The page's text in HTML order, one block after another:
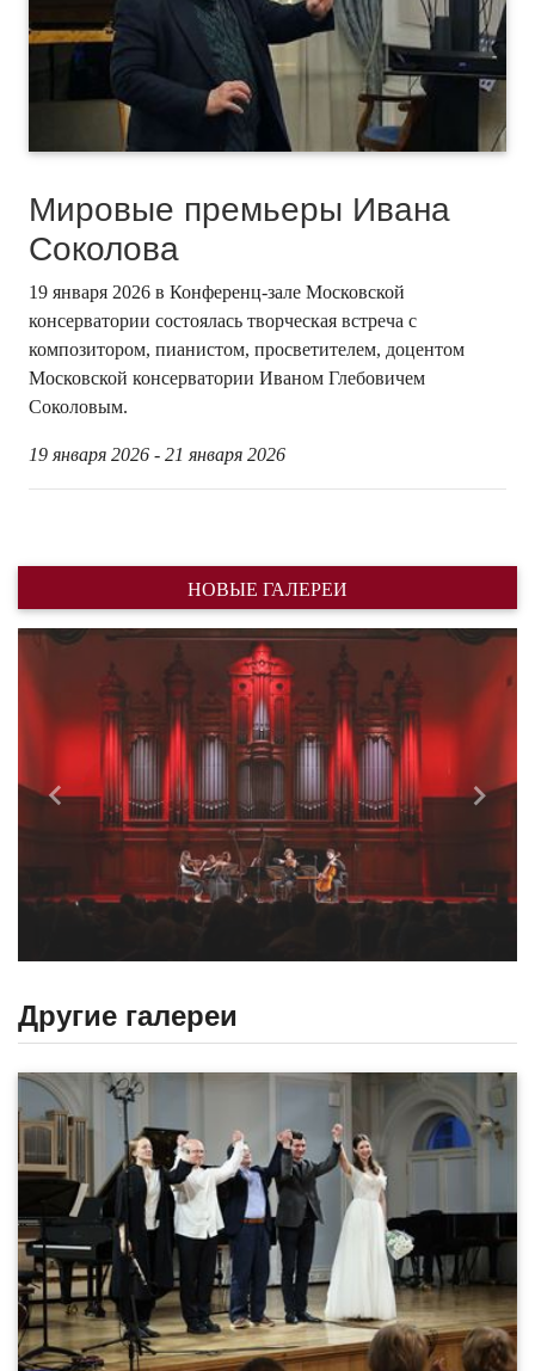
Мировые премьеры Ивана
Соколова
19 января 2026 в Конференц-зале Московской
консерватории состоялась творческая встреча с
композитором, пианистом, просветителем, доцентом
Московской консерватории Иваном Глебовичем
Соколовым.
19 января 2026 - 21 января 2026
НОВЫЕ ГАЛЕРЕИ
Назад
Другие галереи